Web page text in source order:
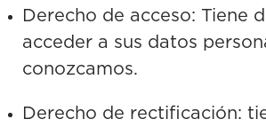
Derecho de acceso: Tiene
acceder a sus datos
conozcamos.
Derecho de rectificación: